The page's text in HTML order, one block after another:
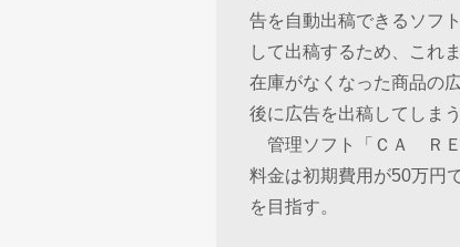
告を自動出稿できるソフ
して出稿するため、これ
在庫がなくなった商品の
後に広告を出稿してしま
管理ソフト「ＣＡ ＲＥ
料金は初期費用が50万円
を目指す。